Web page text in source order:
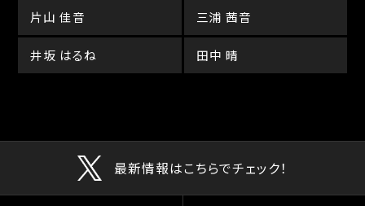
片山 佳音 三浦 茜音
井坂 はるね 田中 晴
最新情報はこちらでチェック！